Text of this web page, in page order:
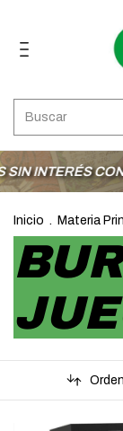
CON MODO
Inicio . Materia